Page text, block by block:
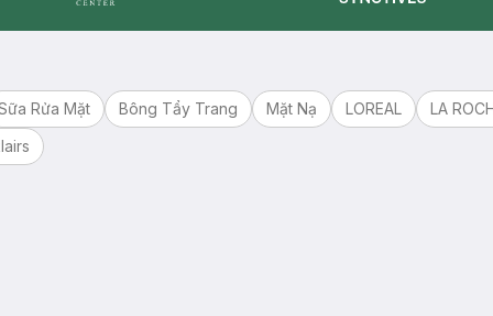
Rửa Mặt Bông Tẩy Trang Mặt Nạ LOREAL LA